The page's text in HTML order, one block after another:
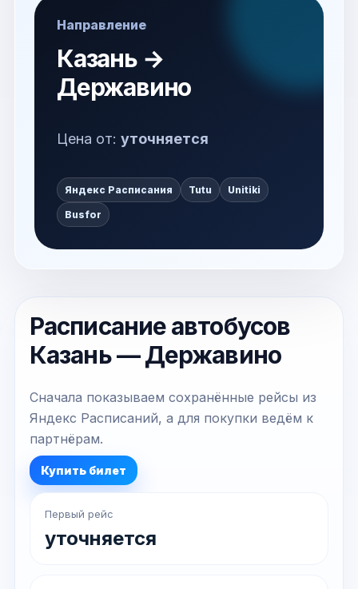
Направление
Казань →
Державино
Цена от: уточняется
Яндекс Расписания Tutu Unitiki
Busfor
Расписание автобусов
Казань — Державино
Сначала показываем сохранённые рейсы из
Яндекс Расписаний, а для покупки ведём к
партнёрам.
Купить билет
Первый рейс
уточняется